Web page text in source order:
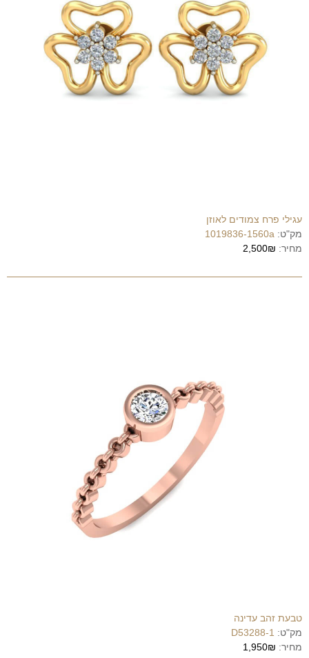
עגילי פרח צמודים לאוזן
מק"ט: 1019836-1560a
מחיר: 2,500₪
טבעת זהב עדינה
מק"ט: D53288-1
מחיר: 1,950₪